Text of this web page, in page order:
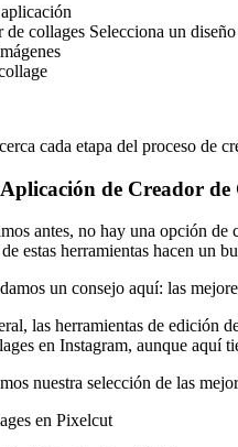
de collages Selecciona un diseño
cada etapa del proceso de
de Creador de
antes, no hay una opción de
estas herramientas hacen un
un consejo aquí: las
las herramientas de edición
en Instagram, aunque aquí
nuestra selección de las
en Pixelcut